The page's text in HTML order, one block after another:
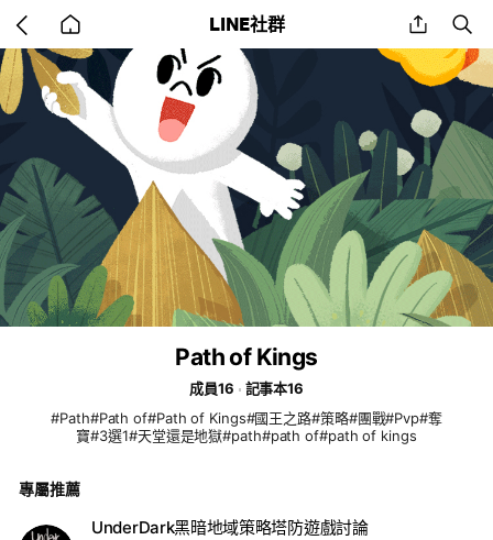
back
to
home
LINE社群 share
Path of Kings
成員16
記事本16
#Path#Path of#Path of Kings#國王之路#策略#團戰#Pvp#奪
寶#3選1#天堂還是地獄#path#path of#path of kings
專屬推薦
UnderDark黑暗地域策略塔防遊戲討論